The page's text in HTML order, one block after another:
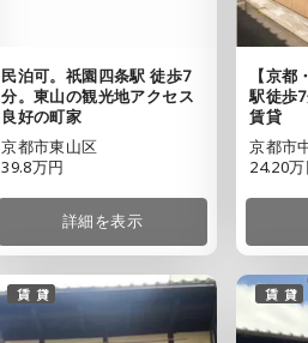
民泊可。祇園四条駅 徒歩7
分。東山の観光地アクセス
良好の町家
京都市東山区
39.8万円
詳細を表示
【京
駅徒歩
賃貸
京都市
24.20
賃貸 賃貸